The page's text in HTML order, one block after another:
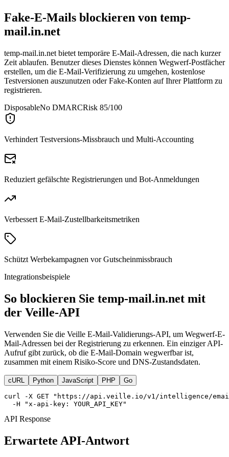
Fake-E-Mails blockieren von temp-
mail.in.net
temp-mail.in.net bietet temporäre E-Mail-Adressen, die nach kurzer
Zeit ablaufen. Benutzer dieses Dienstes können Wegwerf-Postfächer
erstellen, um die E-Mail-Verifizierung zu umgehen, kostenlose
Testversionen auszunutzen oder Fake-Konten auf Ihrer Plattform zu
registrieren.
DisposableNo DMARCRisk 85/100
Verhindert Testversions-Missbrauch und Multi-Accounting
Reduziert gefälschte Registrierungen und Bot-Anmeldungen
Verbessert E-Mail-Zustellbarkeitsmetriken
Schützt Werbekampagnen vor Gutscheinmissbrauch
Integrationsbeispiele
So blockieren Sie temp-mail.in.net mit
der Veille-API
Verwenden Sie die Veille E-Mail-Validierungs-API, um Wegwerf-E-
Mail-Adressen bei der Registrierung zu erkennen. Ein einziger API-
Aufruf gibt zurück, ob die E-Mail-Domain wegwerfbar ist,
zusammen mit einem Risiko-Score und DNS-Zustandsdaten.
cURL Python JavaScript PHP Go
curl -X GET "https://api.veille.io/v1/intelligence/
  -H "x-api-key: YOUR_API_KEY"
API Response
Erwartete API-Antwort